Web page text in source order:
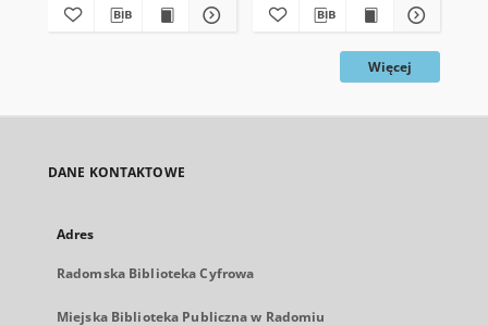
Więcej
DANE KONTAKTOWE
Adres
Radomska Biblioteka Cyfrowa
Miejska Biblioteka Publiczna w Radomiu